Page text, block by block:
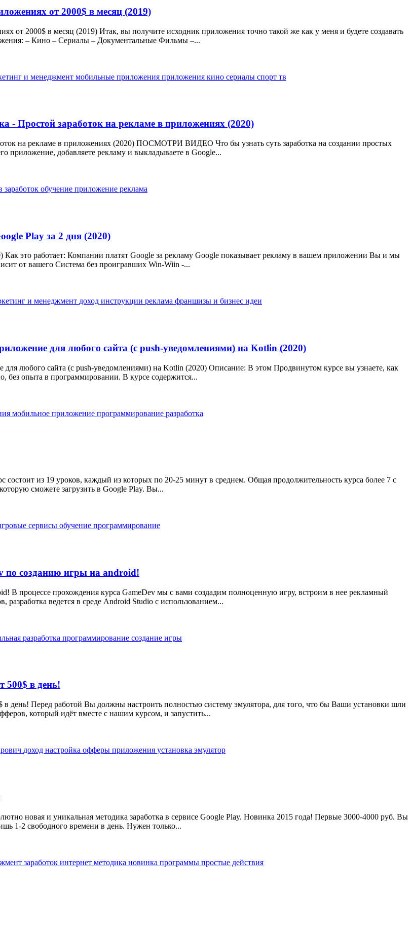
от 2000$ в месяц (2019)
от 2000$ в месяц (2019) Итак, вы получите исходник приложения точно такой же как у меня и будете создавать
– Кино – Сериалы – Документальные Фильмы –...
и менеджмент мобильные приложения приложения кино сериалы спорт тв
- Простой заработок на рекламе в приложениях (2020)
на рекламе в приложениях (2020) ПОСМОТРИ ВИДЕО Что бы узнать суть заработка на создании простых
приложение, добавляете рекламу и выкладываете в Google...
заработок обучение приложение реклама
Play за 2 дня (2020)
это работает: Компании платят Google за рекламу Google показывает рекламу в вашем приложении Вы и мы
от вашего Система без проигравших Win-Wiin -...
и менеджмент доход инструкции реклама франшизы и бизнес идеи
для любого сайта (с push-уведомлениями) на Kotlin (2020)
любого сайта (с push-уведомлениями) на Kotlin (2020) Описание: В этом Продвинутом курсе вы узнаете, как
без опыта в программировании. В курсе содержится...
мобильное приложение программирование разработка
из 19 уроков, каждый из которых по 20-25 минут в среднем. Общая продолжительность курса более 7 с
сможете загрузить в Google Play. Вы...
сервисы обучение программирование
по созданию игры на android!
В процессе прохождения курса GameDev мы с вами создадим полноценную игру, встроим в нее рекламный
ведется в среде Android Studio с использованием...
разработка программирование создание игры
500$ в день!
Перед работой Вы должны настроить полностью систему эмулятора, для того, что бы Ваши установки шли
который идёт вместе с нашим курсом, и запустить...
доход настройка офферы приложения установка эмулятор
новая и уникальная методика заработка в сервисе Google Play. Новинка 2015 года! Первые 3000-4000 руб. Вы
1-2 свободного времени в день. Нужен только...
заработок интернет методика новинка программы простые действия